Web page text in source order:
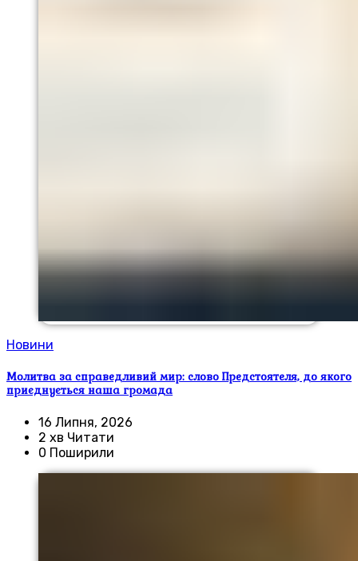
Новини
Молитва за справедливий мир: слово Предстоятеля, до якого
приєднується наша громада
16 Липня, 2026
2 хв Читати
0 Поширили